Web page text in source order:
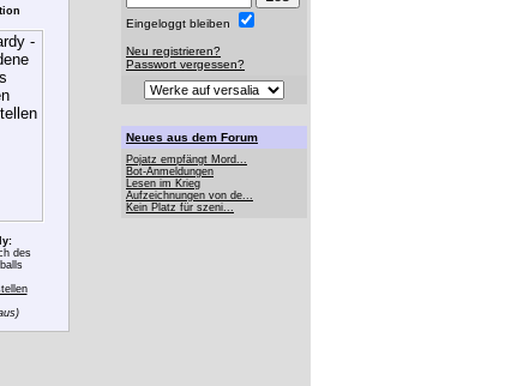
des
Eingeloggt bleiben
Neu registrieren?
Passwort vergessen?
Neues aus dem Forum
Pojatz empfängt Mord...
Bot-Anmeldungen
Lesen im Krieg
Aufzeichnungen von de...
Kein Platz für szeni...